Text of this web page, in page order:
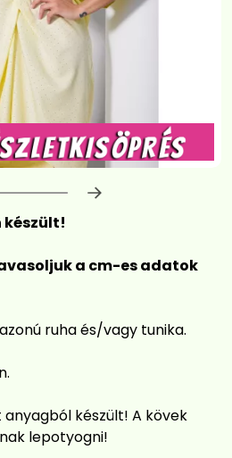
készült!
a cm-es adatok
ruha és/vagy tunika.
készült! A kövek
lepotyogni!